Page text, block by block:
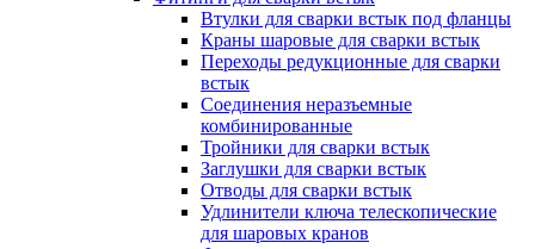
Втулки для сварки встык под фланцы
Краны шаровые для сварки встык
Переходы редукционные для сварки
встык
Соединения неразъемные
комбинированные
Тройники для сварки встык
Заглушки для сварки встык
Отводы для сварки встык
Удлинители ключа телескопические
для шаровых кранов